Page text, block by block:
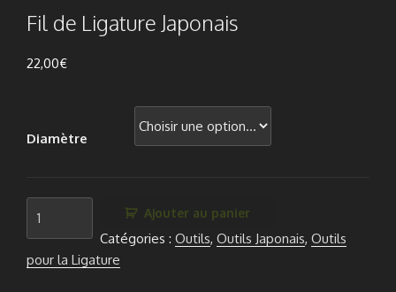
Fil de Ligature Japonais
22,00€
Diamètre
de
de
Ajouter au panier
Catégories : Outils, Outils Japonais, Outils
pour la Ligature